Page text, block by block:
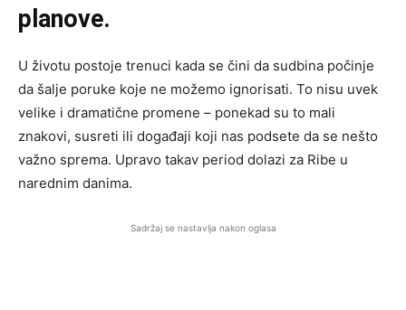
planove.
U životu postoje trenuci kada se čini da sudbina počinje
da šalje poruke koje ne možemo ignorisati. To nisu uvek
velike i dramatične promene – ponekad su to mali
znakovi, susreti ili događaji koji nas podsete da se nešto
važno sprema. Upravo takav period dolazi za Ribe u
narednim danima.
Sadržaj se nastavlja nakon oglasa